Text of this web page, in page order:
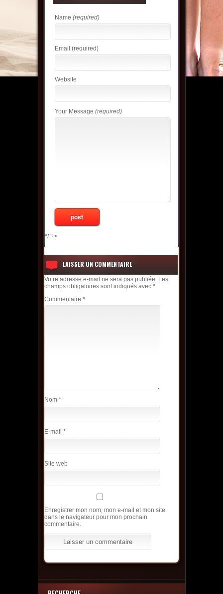
Name (required)
Email (required)
Website
Your Message (required)
*/ ?>
LAISSER UN COMMENTAIRE
Votre adresse e-mail ne sera pas publiée. Les
champs obligatoires sont indiqués avec *
Commentaire *
Nom *
E-mail *
Site web
Enregistrer mon nom, mon e-mail et mon site
dans le navigateur pour mon prochain
commentaire.